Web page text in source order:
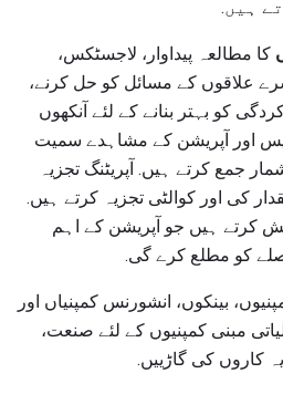
ہیں.
کا مطالعہ پیداوار، لاجسٹکس،
علاقوں کے مسائل کو حل کرنے،
کو بہتر بنانے کے لئے آنکھوں
اور آپریشن کے مشاہدے سمیت
جمع کرتے ہیں. آپریٹنگ تجزیہ
کی اور کوالٹی تجزیہ کرتے ہیں.
کرتے ہیں جو آپریشن کے اہم
کو مطلع کرے گی.
بینکوں، انشورنس کمپنیاں اور
مبنی کمپنیوں کے لئے صنعت،
کاروں کی گاڑییں.